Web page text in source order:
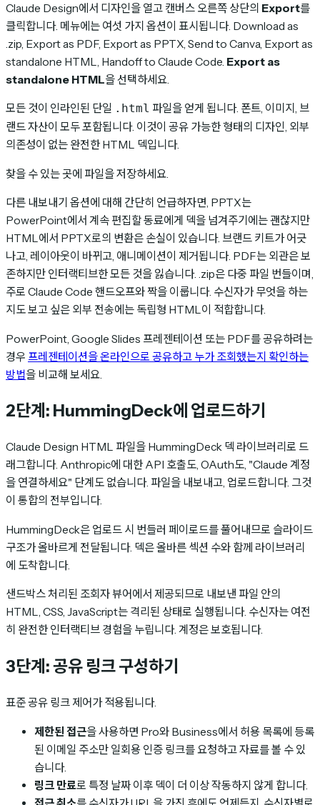
Claude Design에서 디자인을 열고 캔버스 오른쪽 상단의 Export를
클릭합니다. 메뉴에는 여섯 가지 옵션이 표시됩니다. Download as
.zip, Export as PDF, Export as PPTX, Send to Canva, Export as
standalone HTML, Handoff to Claude Code. Export as
standalone HTML을 선택하세요.
모든 것이 인라인된 단일 .html 파일을 얻게 됩니다. 폰트, 이미지, 브
랜드 자산이 모두 포함됩니다. 이것이 공유 가능한 형태의 디자인, 외부
의존성이 없는 완전한 HTML 덱입니다.
찾을 수 있는 곳에 파일을 저장하세요.
다른 내보내기 옵션에 대해 간단히 언급하자면, PPTX는
PowerPoint에서 계속 편집할 동료에게 덱을 넘겨주기에는 괜찮지만
HTML에서 PPTX로의 변환은 손실이 있습니다. 브랜드 키트가 어긋
나고, 레이아웃이 바뀌고, 애니메이션이 제거됩니다. PDF는 외관은 보
존하지만 인터랙티브한 모든 것을 잃습니다. .zip은 다중 파일 번들이며,
주로 Claude Code 핸드오프와 짝을 이룹니다. 수신자가 무엇을 하는
지도 보고 싶은 외부 전송에는 독립형 HTML이 적합합니다.
PowerPoint, Google Slides 프레젠테이션 또는 PDF를 공유하려는
경우 프레젠테이션을 온라인으로 공유하고 누가 조회했는지 확인하는
방법을 비교해 보세요.
2단계: HummingDeck에 업로드하기
Claude Design HTML 파일을 HummingDeck 덱 라이브러리로 드
래그합니다. Anthropic에 대한 API 호출도, OAuth도, "Claude 계정
을 연결하세요" 단계도 없습니다. 파일을 내보내고, 업로드합니다. 그것
이 통합의 전부입니다.
HummingDeck은 업로드 시 번들러 페이로드를 풀어내므로 슬라이드
구조가 올바르게 전달됩니다. 덱은 올바른 섹션 수와 함께 라이브러리
에 도착합니다.
샌드박스 처리된 조회자 뷰어에서 제공되므로 내보낸 파일 안의
HTML, CSS, JavaScript는 격리된 상태로 실행됩니다. 수신자는 여전
히 완전한 인터랙티브 경험을 누립니다. 계정은 보호됩니다.
3단계: 공유 링크 구성하기
표준 공유 링크 제어가 적용됩니다.
제한된 접근을 사용하면 Pro와 Business에서 허용 목록에 등록
된 이메일 주소만 일회용 인증 링크를 요청하고 자료를 볼 수 있
습니다.
링크 만료로 특정 날짜 이후 덱이 더 이상 작동하지 않게 합니다.